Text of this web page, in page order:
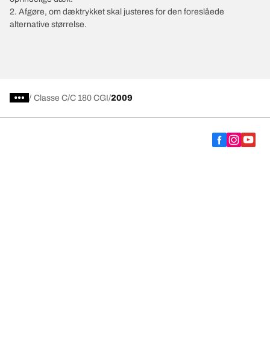
2. Afgøre, om dæktrykket skal justeres for den foreslåede
alternative størrelse.
/ Classe C C 180 CGI 2009